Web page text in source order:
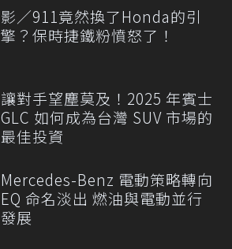
影／911竟然換了Honda的引
擎？保時捷鐵粉憤怒了！
讓對手望塵莫及！2025 年賓士
GLC 如何成為台灣 SUV 市場的
最佳投資
Mercedes-Benz 電動策略轉向
EQ 命名淡出 燃油與電動並行
發展